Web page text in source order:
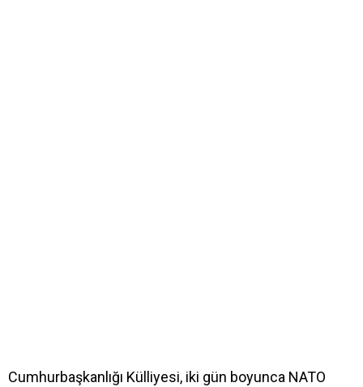
Cumhurbaşkanlığı Külliyesi, iki gün boyunca NATO